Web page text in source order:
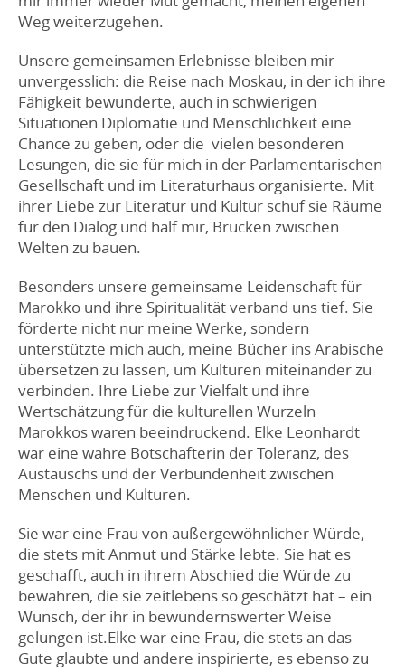
Weg weiterzugehen.
Unsere gemeinsamen Erlebnisse bleiben mir
unvergesslich: die Reise nach Moskau, in der ich ihre
Fähigkeit bewunderte, auch in schwierigen
Situationen Diplomatie und Menschlichkeit eine
Chance zu geben, oder die vielen besonderen
Lesungen, die sie für mich in der Parlamentarischen
Gesellschaft und im Literaturhaus organisierte. Mit
ihrer Liebe zur Literatur und Kultur schuf sie Räume
für den Dialog und half mir, Brücken zwischen
Welten zu bauen.
Besonders unsere gemeinsame Leidenschaft für
Marokko und ihre Spiritualität verband uns tief. Sie
förderte nicht nur meine Werke, sondern
unterstützte mich auch, meine Bücher ins Arabische
übersetzen zu lassen, um Kulturen miteinander zu
verbinden. Ihre Liebe zur Vielfalt und ihre
Wertschätzung für die kulturellen Wurzeln
Marokkos waren beeindruckend. Elke Leonhardt
war eine wahre Botschafterin der Toleranz, des
Austauschs und der Verbundenheit zwischen
Menschen und Kulturen.
Sie war eine Frau von außergewöhnlicher Würde,
die stets mit Anmut und Stärke lebte. Sie hat es
geschafft, auch in ihrem Abschied die Würde zu
bewahren, die sie zeitlebens so geschätzt hat – ein
Wunsch, der ihr in bewundernswerter Weise
gelungen ist.Elke war eine Frau, die stets an das
Gute glaubte und andere inspirierte, es ebenso zu